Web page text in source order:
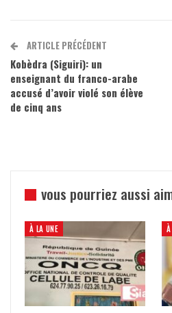
ARTICLE PRÉCÉDENT
Kobèdra (Siguiri): un
enseignant du franco-arabe
accusé d’avoir violé son élève
de cinq ans
vous pourriez aussi
À LA UNE